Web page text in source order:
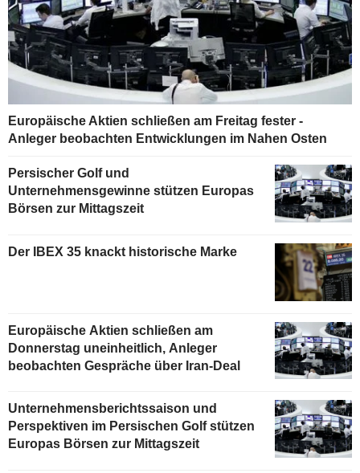
Europäische Aktien schließen am Freitag fester -
Anleger beobachten Entwicklungen im Nahen Osten
Persischer Golf und
Unternehmensgewinne stützen Europas
Börsen zur Mittagszeit
Der IBEX 35 knackt historische Marke
Europäische Aktien schließen am
Donnerstag uneinheitlich, Anleger
beobachten Gespräche über Iran-Deal
Unternehmensberichtssaison und
Perspektiven im Persischen Golf stützen
Europas Börsen zur Mittagszeit